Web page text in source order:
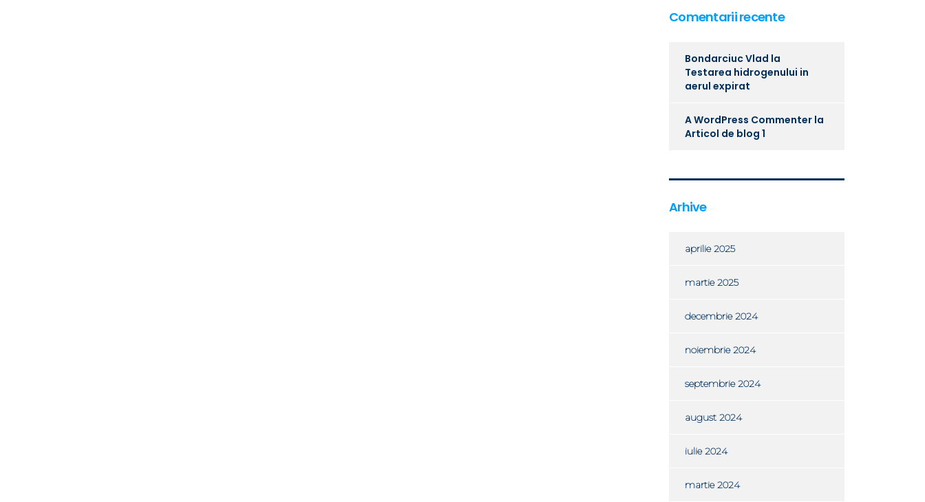
Comentarii recente
Bondarciuc Vlad la
Testarea hidrogenului in
aerul expirat
A WordPress Commenter la
Articol de blog 1
Arhive
aprilie 2025
martie 2025
decembrie 2024
noiembrie 2024
septembrie 2024
august 2024
iulie 2024
martie 2024